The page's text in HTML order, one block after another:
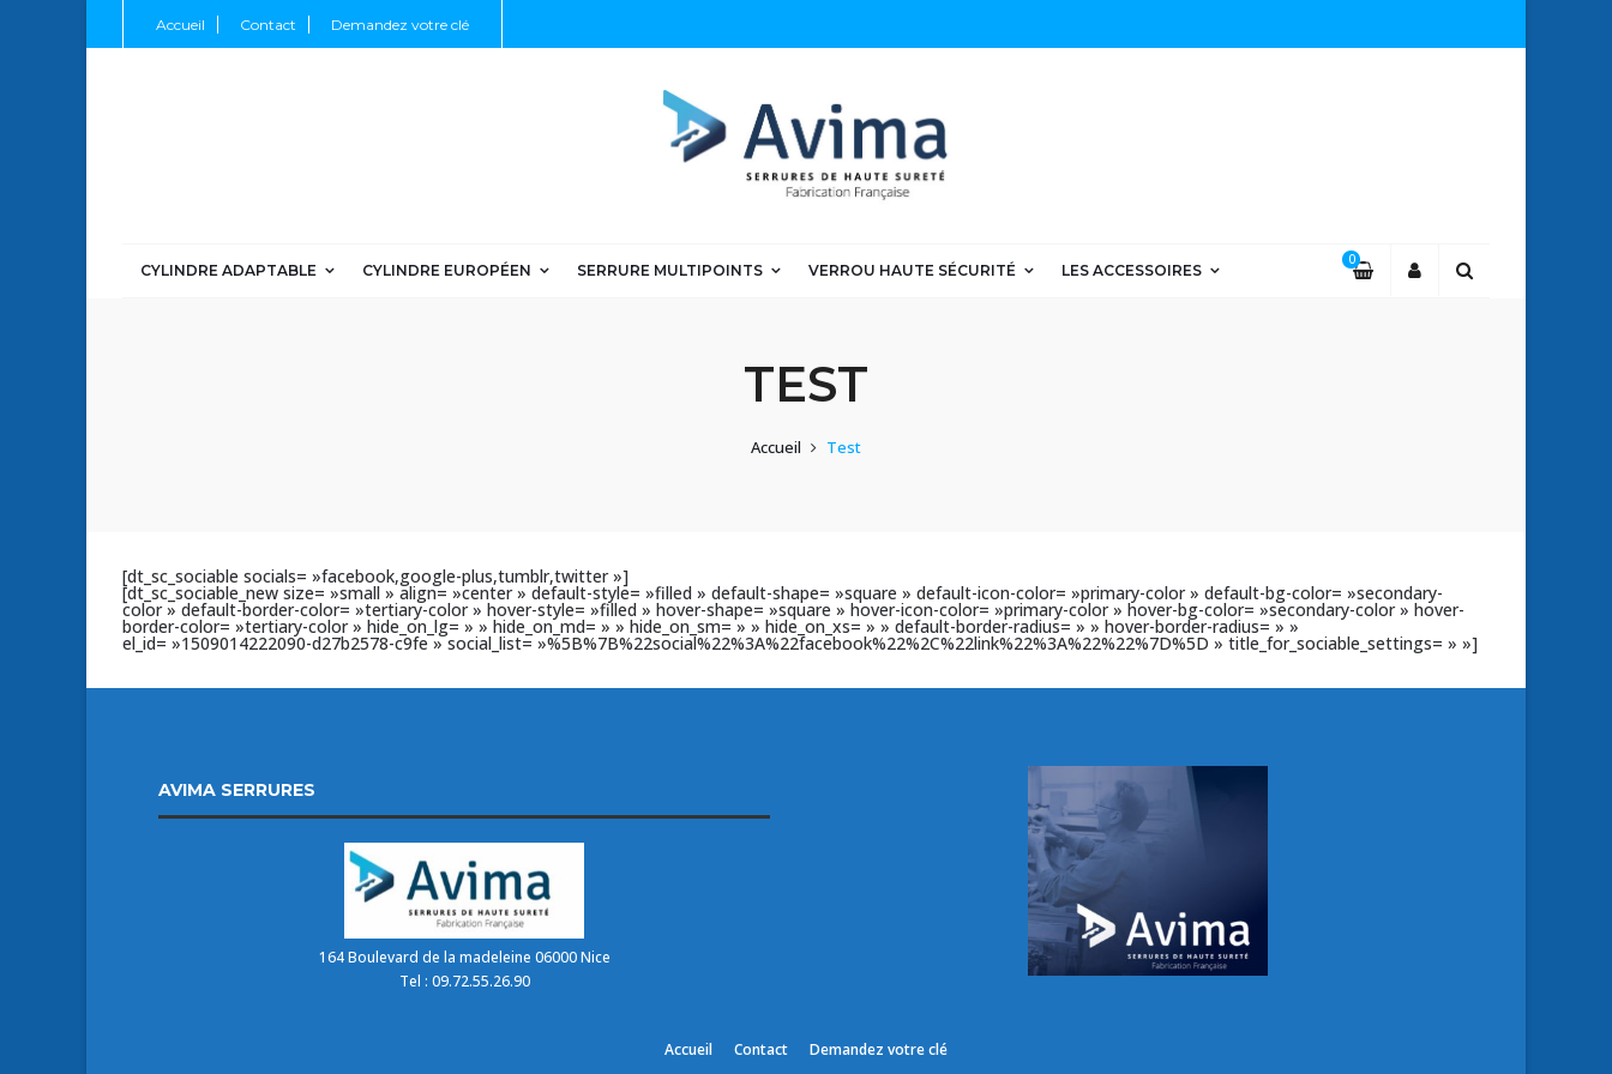
Accueil Contact Demandez votre clé
CYLINDRE ADAPTABLE CYLINDRE EUROPÉEN SERRURE MULTIPOINTS VERROU HAUTE SÉCURITÉ LES ACCESSOIRES
0
TEST
Accueil Test
[dt_sc_sociable socials= »facebook,google-plus,tumblr,twitter »]
[dt_sc_sociable_new size= »small » align= »center » default-style= »filled » default-shape= »square » default-icon-color= »primary-color » default-bg-color= »secondary-
color » default-border-color= »tertiary-color » hover-style= »filled » hover-shape= »square » hover-icon-color= »primary-color » hover-bg-color= »secondary-color » hover-
border-color= »tertiary-color » hide_on_lg= » » hide_on_md= » » hide_on_sm= » » hide_on_xs= » » default-border-radius= » » hover-border-radius= » »
el_id= »1509014222090-d27b2578-c9fe » social_list= »%5B%7B%22social%22%3A%22facebook%22%2C%22link%22%3A%22%22%7D%5D » title_for_sociable_settings= » »]
AVIMA SERRURES
164 Boulevard de la madeleine 06000 Nice
Tel : 09.72.55.26.90
Accueil Contact Demandez votre clé